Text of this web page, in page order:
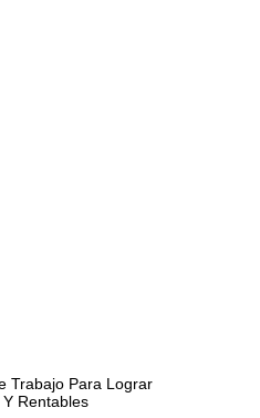
Trabajo Para Lograr
Rentables